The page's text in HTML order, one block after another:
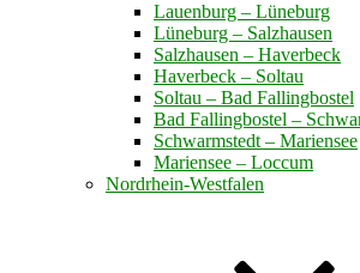
Lauenburg – Lüneburg
Lüneburg – Salzhausen
Salzhausen – Haverbeck
Haverbeck – Soltau
Soltau – Bad Fallingbostel
Bad Fallingbostel –
Schwarmstedt – Mariensee
Mariensee – Loccum
Nordrhein-Westfalen